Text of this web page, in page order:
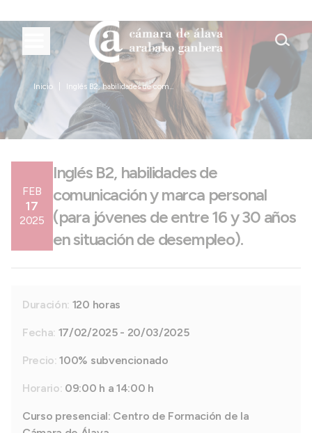
Inicio Inglés B2, habilidades de com...
FEB
17
2025
Inglés B2, habilidades de
comunicación y marca personal
(para jóvenes de entre 16 y 30 años
en situación de desempleo).
Duración: 120 horas
Fecha: 17/02/2025 - 20/03/2025
Precio:100% subvencionado
Horario: 09:00 h a 14:00 h
Curso presencial: Centro de Formación de la